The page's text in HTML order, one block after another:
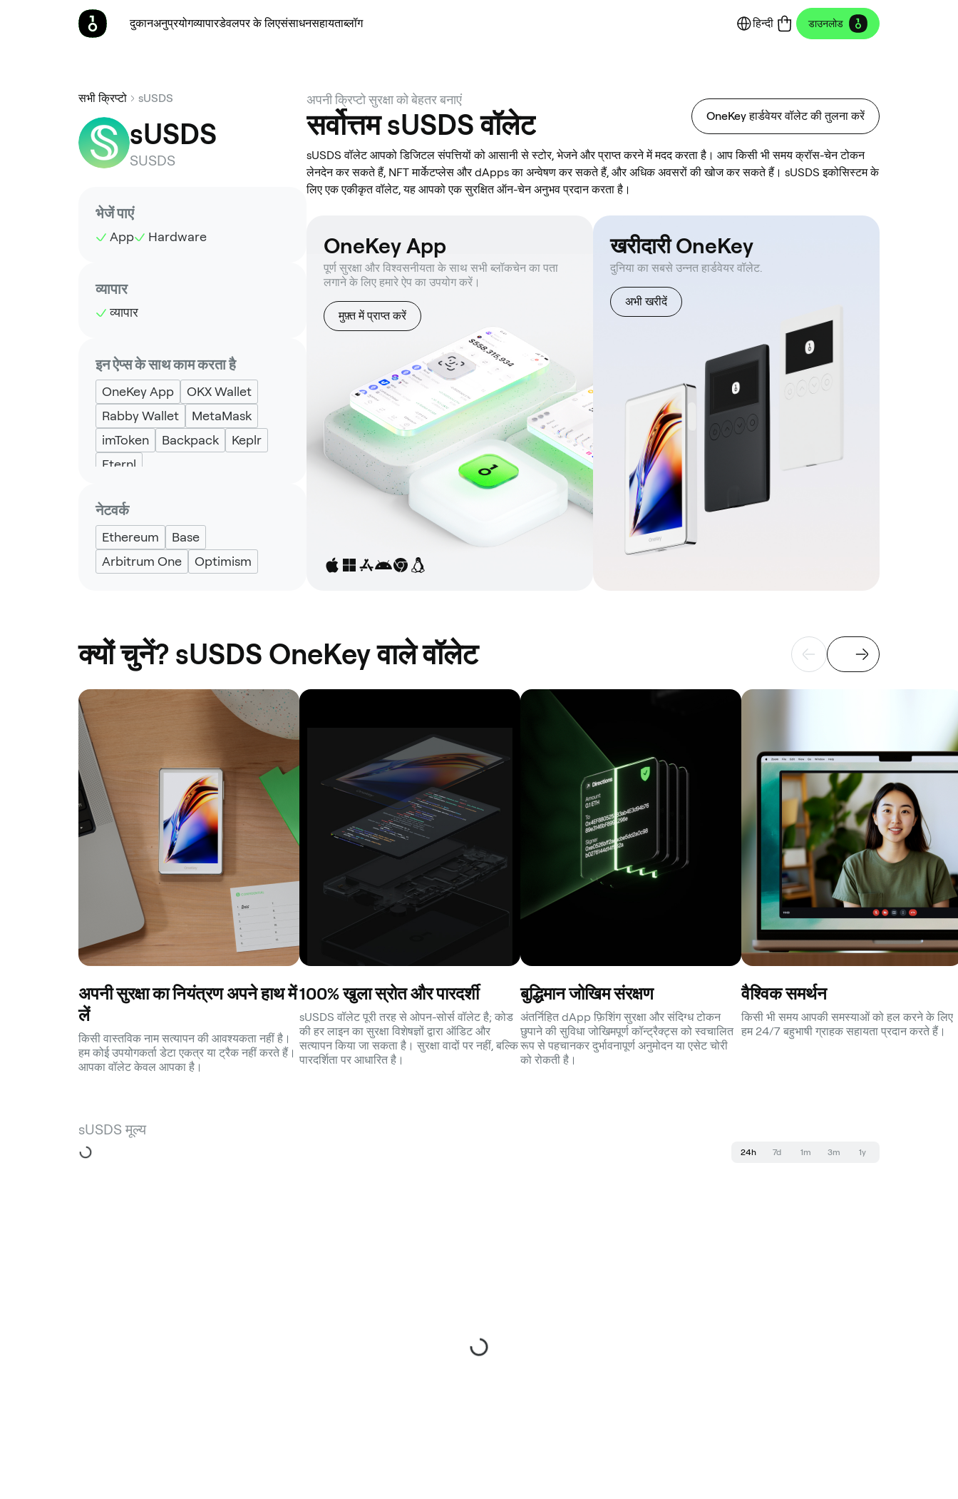
दुकानअनुप्रयोगव्यापारडेवलपर के लिएसंसाधनसहायताब्लॉग हिन्दी डाउनलोड
सभी क्रिप्टो sUSDS
sUSDS
SUSDS
भेजें पाएं
App Hardware
व्यापार
व्यापार
इन ऐप्स के साथ काम करता है
OneKey App
OKX Wallet
Rabby Wallet
MetaMask
imToken
Backpack
Keplr
Eternl
नेटवर्क
Ethereum
Base
Arbitrum One
Optimism
अपनी क्रिप्टो सुरक्षा को बेहतर बनाएं
सर्वोत्तम sUSDS वॉलेट OneKey हार्डवेयर वॉलेट की तुलना करें
sUSDS वॉलेट आपको डिजिटल संपत्तियों को आसानी से स्टोर, भेजने और प्राप्त करने में मदद करता है। आप किसी भी समय क्रॉस-चेन टोकन
लेनदेन कर सकते हैं, NFT मार्केटप्लेस और dApps का अन्वेषण कर सकते हैं, और अधिक अवसरों की खोज कर सकते हैं। sUSDS इकोसिस्टम के
लिए एक एकीकृत वॉलेट, यह आपको एक सुरक्षित ऑन-चेन अनुभव प्रदान करता है।
OneKey App
पूर्ण सुरक्षा और विश्वसनीयता के साथ सभी ब्लॉकचेन का पता
लगाने के लिए हमारे ऐप का उपयोग करें।
मुफ़्त में प्राप्त करें
खरीदारी OneKey
दुनिया का सबसे उन्नत हार्डवेयर वॉलेट.
अभी खरीदें
क्यों चुनें? sUSDS OneKey वाले वॉलेट
अपनी सुरक्षा का नियंत्रण अपने हाथ में
लें
किसी वास्तविक नाम सत्यापन की आवश्यकता नहीं है।
हम कोई उपयोगकर्ता डेटा एकत्र या ट्रैक नहीं करते हैं।
आपका वॉलेट केवल आपका है।
100% खुला स्रोत और पारदर्शी
sUSDS वॉलेट पूरी तरह से ओपन-सोर्स वॉलेट है; कोड
की हर लाइन का सुरक्षा विशेषज्ञों द्वारा ऑडिट और
सत्यापन किया जा सकता है। सुरक्षा वादों पर नहीं, बल्कि
पारदर्शिता पर आधारित है।
बुद्धिमान जोखिम संरक्षण
अंतर्निहित dApp फ़िशिंग सुरक्षा और संदिग्ध टोकन
छुपाने की सुविधा जोखिमपूर्ण कॉन्ट्रैक्ट्स को स्वचालित
रूप से पहचानकर दुर्भावनापूर्ण अनुमोदन या एसेट चोरी
को रोकती है।
वैश्विक समर्थन
किसी भी समय आपकी समस्याओं को हल करने के लिए
हम 24/7 बहुभाषी ग्राहक सहायता प्रदान करते हैं।
sUSDS मूल्य
24h 7d 1m 3m 1y